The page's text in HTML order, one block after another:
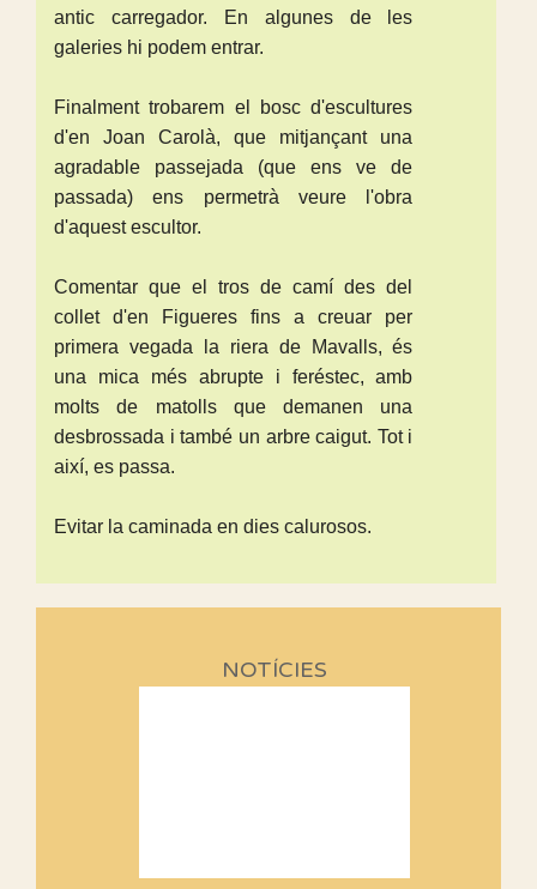
antic carregador. En algunes de les
galeries hi podem entrar.
Finalment trobarem el bosc d'escultures
d'en Joan Carolà, que mitjançant una
agradable passejada (que ens ve de
passada) ens permetrà veure l'obra
d'aquest escultor.
Comentar que el tros de camí des del
collet d'en Figueres fins a creuar per
primera vegada la riera de Mavalls, és
una mica més abrupte i feréstec, amb
molts de matolls que demanen una
desbrossada i també un arbre caigut. Tot i
així, es passa.
Evitar la caminada en dies calurosos.
NOTÍCIES